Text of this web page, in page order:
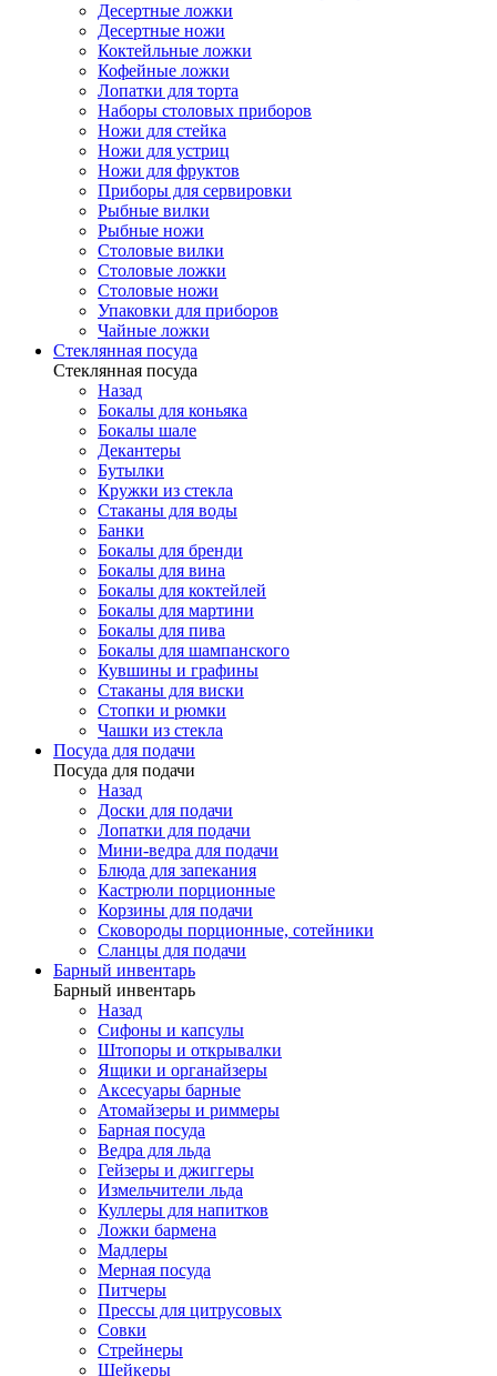
Десертные ложки
Десертные ножи
Коктейльные ложки
Кофейные ложки
Лопатки для торта
Наборы столовых приборов
Ножи для стейка
Ножи для устриц
Ножи для фруктов
Приборы для сервировки
Рыбные вилки
Рыбные ножи
Столовые вилки
Столовые ложки
Столовые ножи
Упаковки для приборов
Чайные ложки
Стеклянная посуда
Стеклянная посуда
Назад
Бокалы для коньяка
Бокалы шале
Декантеры
Бутылки
Кружки из стекла
Стаканы для воды
Банки
Бокалы для бренди
Бокалы для вина
Бокалы для коктейлей
Бокалы для мартини
Бокалы для пива
Бокалы для шампанского
Кувшины и графины
Стаканы для виски
Стопки и рюмки
Чашки из стекла
Посуда для подачи
Посуда для подачи
Назад
Доски для подачи
Лопатки для подачи
Мини-ведра для подачи
Блюда для запекания
Кастрюли порционные
Корзины для подачи
Сковороды порционные, сотейники
Сланцы для подачи
Барный инвентарь
Барный инвентарь
Назад
Сифоны и капсулы
Штопоры и открывалки
Ящики и органайзеры
Аксесуары барные
Атомайзеры и риммеры
Барная посуда
Ведра для льда
Гейзеры и джиггеры
Измельчители льда
Куллеры для напитков
Ложки бармена
Мадлеры
Мерная посуда
Питчеры
Прессы для цитрусовых
Совки
Стрейнеры
Шейкеры